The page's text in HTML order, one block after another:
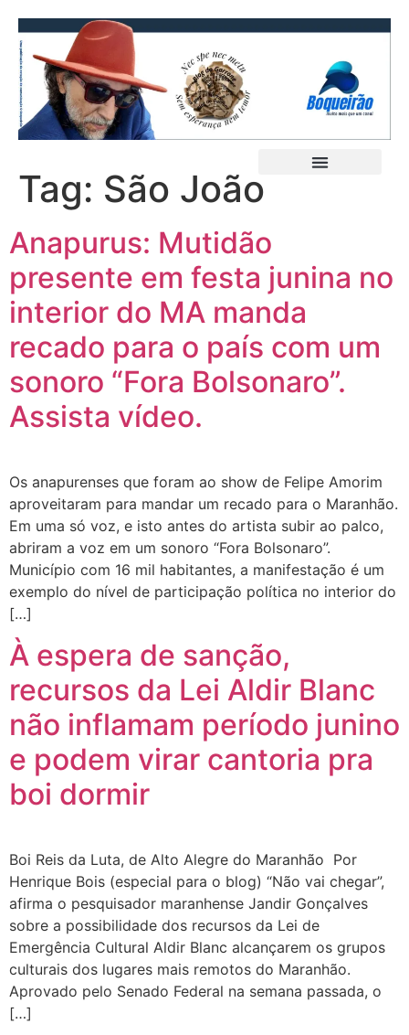
Tag: São João
Anapurus: Mutidão
presente em festa junina no
interior do MA manda
recado para o país com um
sonoro “Fora Bolsonaro”.
Assista vídeo.
Os anapurenses que foram ao show de Felipe Amorim
aproveitaram para mandar um recado para o Maranhão.
Em uma só voz, e isto antes do artista subir ao palco,
abriram a voz em um sonoro “Fora Bolsonaro”.
Município com 16 mil habitantes, a manifestação é um
exemplo do nível de participação política no interior do
[…]
À espera de sanção,
recursos da Lei Aldir Blanc
não inflamam período junino
e podem virar cantoria pra
boi dormir
Boi Reis da Luta, de Alto Alegre do Maranhão Por
Henrique Bois (especial para o blog) “Não vai chegar”,
afirma o pesquisador maranhense Jandir Gonçalves
sobre a possibilidade dos recursos da Lei de
Emergência Cultural Aldir Blanc alcançarem os grupos
culturais dos lugares mais remotos do Maranhão.
Aprovado pelo Senado Federal na semana passada, o
[…]